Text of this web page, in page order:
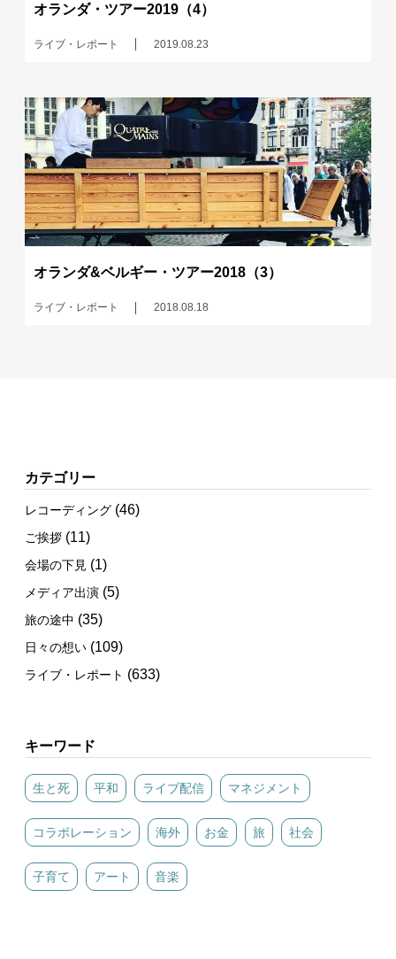
オランダ・ツアー2019（4）
ライブ・レポート 2019.08.23
オランダ&ベルギー・ツアー2018（3）
ライブ・レポート 2018.08.18
カテゴリー
レコーディング (46)
ご挨拶 (11)
会場の下見 (1)
メディア出演 (5)
旅の途中 (35)
日々の想い (109)
ライブ・レポート (633)
キーワード
生と死 平和 ライブ配信 マネジメント
コラボレーション 海外 お金 旅 社会
子育て アート 音楽